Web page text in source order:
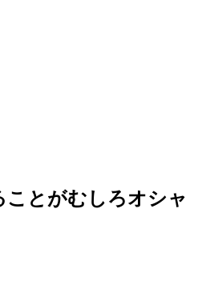
ことがむしろオシャ